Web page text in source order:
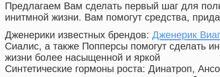
Предлагаем Вам сделать первый шаг для
инитмной жизни. Вам помогут средства,
Дженерики известных брендов: Дженерик
Сиалис, а также Попперсы помогут сделать
жизни более насыщенной и яркой
Синтетические гормоны роста: Динатроп,